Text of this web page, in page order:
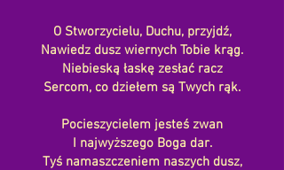
O Stworzycielu, Duchu, przyjdź,
Nawiedz dusz wiernych Tobie krąg.
Niebieską łaskę zesłać racz
Sercom, co dziełem są Twych rąk.
Pocieszycielem jesteś zwan
I najwyższego Boga dar.
Tyś namaszczeniem naszych dusz,